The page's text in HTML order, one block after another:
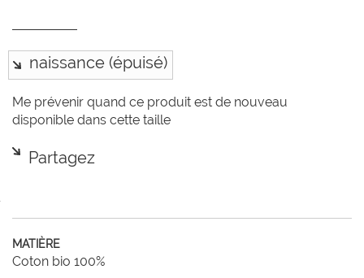
Me prévenir quand ce produit est de nouveau
disponible dans cette taille
Partagez
MATIÈRE
Coton bio 100%